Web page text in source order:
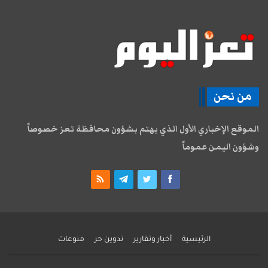
من نحن
الموقع الإخباري الأول الذي يهتم بشؤون محافظة تعز خصوصاً
وشؤون اليمن عموماً
الرئيسية أخبار وتقارير تدوين حر منوعات